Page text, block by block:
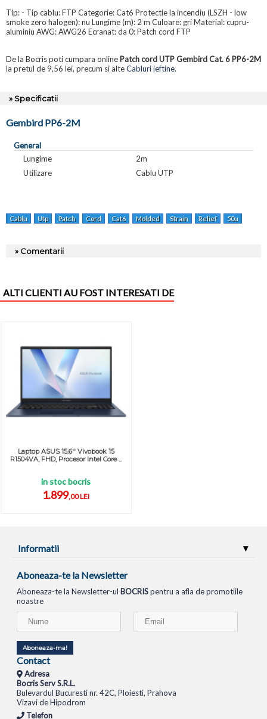
Tip: - Tip cablu: FTP Categorie: Cat6 Protectie la incendiu (LSZH - low
smoke zero halogen): nu Lungime (m): 2 m Culoare: gri Material: cupru-
aluminiu AWG: AWG26 Ecranat: da 0: Patch cord FTP
De la Bocris poti cumpara online Patch cord UTP Gembird Cat. 6 PP6-2M
la pretul de 9,56 lei, precum si alteCabluri ieftine.
» Specificatii
Gembird PP6-2M
General
Lungime
2m
Utilizare
Cablu UTP
Cablu Utp Patch Cord Cat6 Molded Strain Relief 50u
» Comentarii
ALTI CLIENTI AU FOST INTERESATI DE
Laptop ASUS 15.6'' Vivobook 15
R1504VA, FHD, Procesor Intel Core ...
in stoc bocris
1.899,00 LEI
Informatii
Aboneaza-te la Newsletter
Aboneaza-te la Newsletter-ul BOCRISpentru a afla de promotiile
noastre
Aboneaza-ma!
Contact
Adresa
Bocris Serv S.R.L.
Bulevardul Bucuresti nr. 42C, Ploiesti, Prahova
Vizavi de Hipodrom
Telefon